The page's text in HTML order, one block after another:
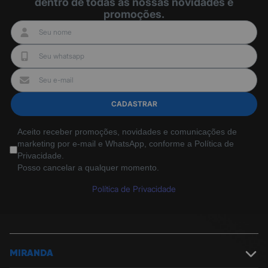
promoções.
CADASTRAR
Aceito receber promoções, novidades e comunicações de
marketing por e-mail e WhatsApp, conforme a Política de
Privacidade.
Posso cancelar a qualquer momento.
Política de Privacidade
MIRANDA